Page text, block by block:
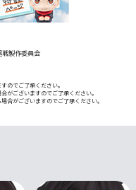
製作委員会
のでご了承ください。
がございますのでご了承ください。
合がございますのでご了承ください。